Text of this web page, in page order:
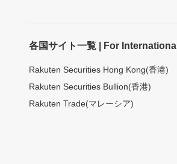
各国サイト一覧 | For International
Rakuten Securities Hong Kong(香港)
Rakuten Securities Bullion(香港)
Rakuten Trade(マレーシア)